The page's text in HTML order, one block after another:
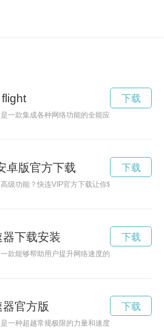
一款集成各种网络功能的全能应用，带来全新
下载
卓版官方下载
级功能？快连VIP官方下载让你轻松畅享更快速
下载
下载安装
款能够帮助用户提升网络速度的工具，通过它
下载
官方版
一种超越常规极限的力量和速度，让人们刮目相
下载